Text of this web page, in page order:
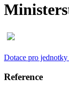
Dotace pro
Reference